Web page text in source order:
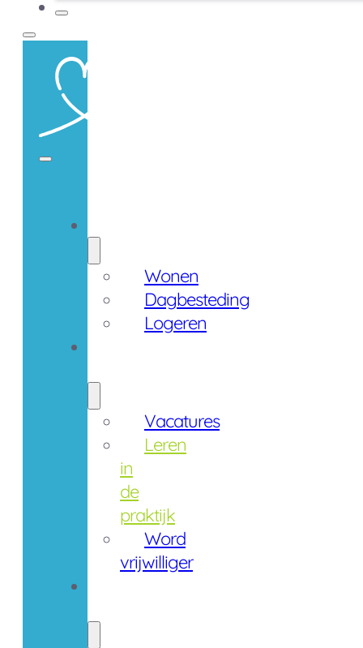
Wonen
Dagbesteding
Logeren
Vacatures
Leren
in
de
praktijk
Word
vrijwilliger